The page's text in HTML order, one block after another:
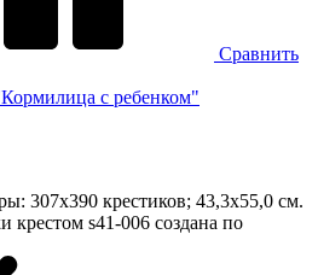
Сравнить
с ребенком"
307х390 крестиков; 43,3х55,0 см.
s41-006 создана по